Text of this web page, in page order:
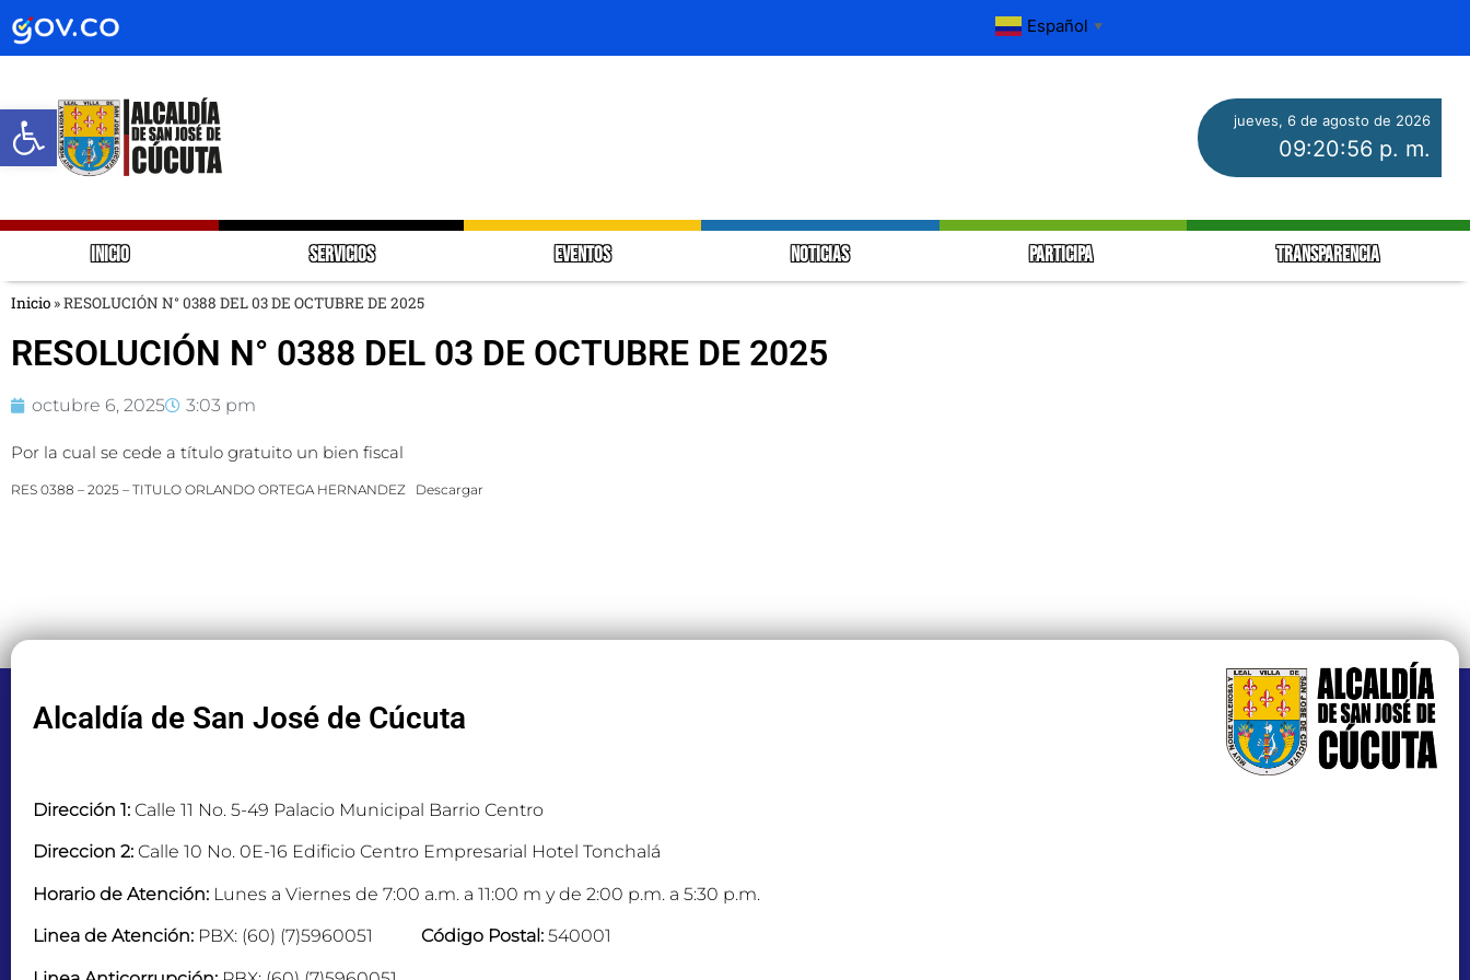
Abrir barra de herramientas
Español ▼
jueves, 6 de agosto de 2026
09:20:56 p. m.
INICIO SERVICIOS EVENTOS NOTICIAS PARTICIPA TRANSPARENCIA
Inicio »RESOLUCIÓN N° 0388 DEL 03 DE OCTUBRE DE 2025
RESOLUCIÓN N° 0388 DEL 03 DE OCTUBRE DE 2025
octubre 6, 2025 3:03 pm
Por la cual se cede a título gratuito un bien fiscal
RES 0388 – 2025 – TITULO ORLANDO ORTEGA HERNANDEZ Descargar
Alcaldía de San José de Cúcuta
Dirección 1: Calle 11 No. 5-49 Palacio Municipal Barrio Centro
Direccion 2: Calle 10 No. 0E-16 Edificio Centro Empresarial Hotel Tonchalá
Horario de Atención: Lunes a Viernes de 7:00 a.m. a 11:00 m y de 2:00 p.m. a 5:30 p.m.
Linea de Atención: PBX: (60) (7)5960051 Código Postal: 540001